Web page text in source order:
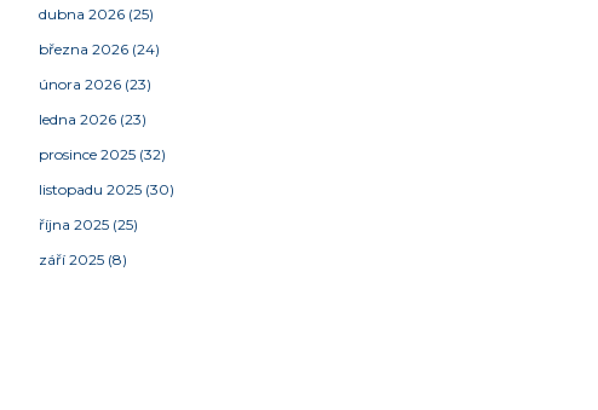
dubna 2026 (25)
března 2026 (24)
února 2026 (23)
ledna 2026 (23)
prosince 2025 (32)
listopadu 2025 (30)
října 2025 (25)
září 2025 (8)